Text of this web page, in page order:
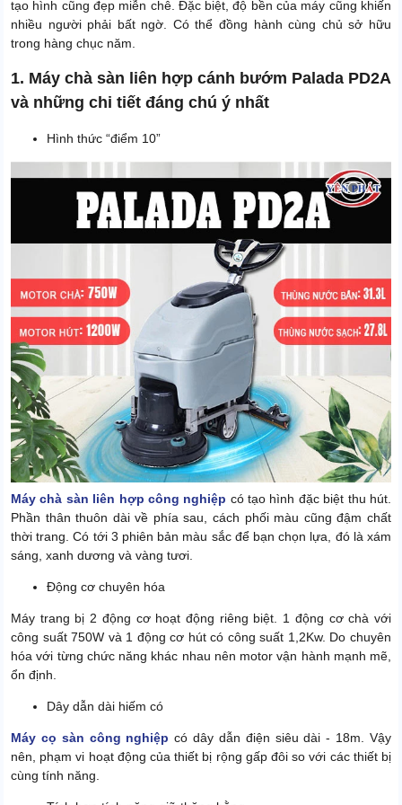
Thời gian bảo hành motor 24 tháng
Thời gian bảo hành phần
Thời gian bảo hành bình ắc
quy, sạc và van từ
6 tháng
Xuất xứ Chính hãng
tạo hình cũng đẹp miễn chê. Đặc biệt, độ bền của máy cũng khiến
nhiều người phải bất ngờ. Có thể đồng hành cùng chủ sở hữu
trong hàng chục năm.
1. Máy chà sàn liên hợp cánh bướm Palada PD2A
và những chi tiết đáng chú ý nhất
Hình thức “điểm 10”
Máy chà sàn liên hợp công nghiệp có tạo hình đặc biệt thu hút.
Phần thân thuôn dài về phía sau, cách phối màu cũng đậm chất
thời trang. Có tới 3 phiên bản màu sắc để bạn chọn lựa, đó là xám
sáng, xanh dương và vàng tươi.
Động cơ chuyên hóa
Máy trang bị 2 động cơ hoạt động riêng biệt. 1 động cơ chà với
công suất 750W và 1 động cơ hút có công suất 1,2Kw. Do chuyên
hóa với từng chức năng khác nhau nên motor vận hành mạnh mẽ,
ổn định.
Dây dẫn dài hiếm có
Máy cọ sàn công nghiệp có dây dẫn điện siêu dài - 18m. Vậy
nên, phạm vi hoạt động của thiết bị rộng gấp đôi so với các thiết bị
cùng tính năng.